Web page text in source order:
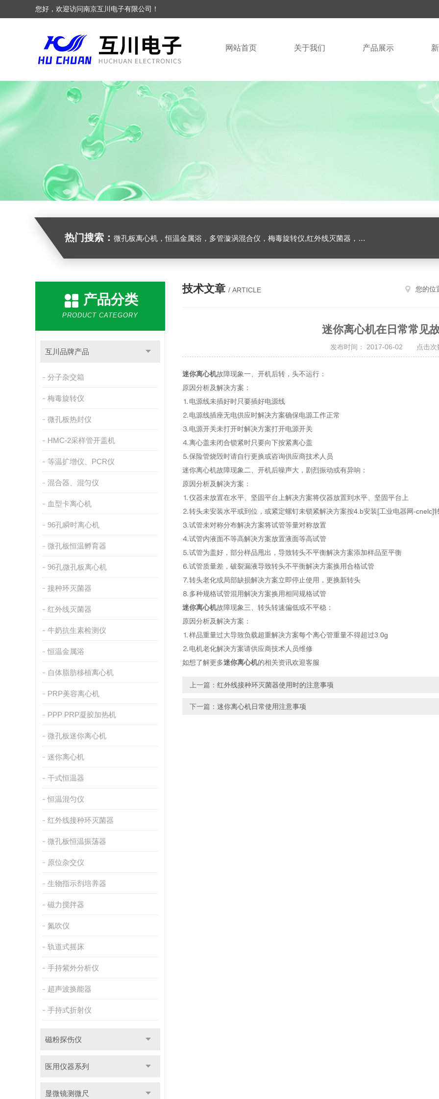
您好，欢迎访问南京互川电子有限公司！
网站首页 关于我们 产品展示
热门搜索： 微孔板离心机，恒温金属浴，多管漩涡混合仪，梅毒旋转仪,红外线灭菌器，微孔板恒温振荡器，恒温混匀仪，水平摇床，牛奶抗生素恒温温育器，细菌内毒素恒温检测仪，PRP凝胶加热机孵育制备器，脂肪注射器离心机，大自血摇床，氮吹仪。
产品分类
PRODUCT CATEGORY
互川品牌产品
分子杂交箱
梅毒旋转仪
微孔板热封仪
HMC-2采样管开盖机
等温扩增仪、PCR仪
混合器、混匀仪
血型卡离心机
96孔瞬时离心机
微孔板恒温孵育器
96孔微孔板离心机
接种环灭菌器
红外线灭菌器
牛奶抗生素检测仪
恒温金属浴
自体脂肪移植离心机
PRP美容离心机
PPP PRP凝胶加热机
微孔板迷你离心机
迷你离心机
干式恒温器
恒温混匀仪
红外线接种环灭菌器
微孔板恒温振荡器
原位杂交仪
生物指示剂培养器
磁力搅拌器
氮吹仪
轨道式摇床
手持紫外分析仪
超声波换能器
手持式折射仪
磁粉探伤仪
医用仪器系列
显微镜测微尺
技术文章 / ARTICLE 您的位
迷你离心机在日常常见
发布时间： 2017-06-02 点击次
迷你离心机故障现象一、开机后转，头不运行：
原因分析及解决方案：
⒈电源线未插好时只要插好电源线
⒉电源线插座无电供应时解决方案确保电源工作正常
⒊电源开关未打开时解决方案打开电源开关
⒋离心盖未闭合锁紧时只要向下按紧离心盖
⒌保险管烧毁时请自行更换或咨询供应商技术人员
迷你离心机故障现象二、开机后噪声大，剧烈振动或有异响：
原因分析及解决方案：
⒈仪器未放置在水平、坚固平台上解决方案将仪器放置到水平、坚固平台上
⒉转头未安装水平或到位，或紧定螺钉未锁紧解决方案按4.b安装[工业电器网-cnelc]
⒊试管未对称分布解决方案将试管等量对称放置
⒋试管内液面不等高解决方案放置液面等高试管
⒌试管为盖好，部分样品甩出，导致转头不平衡解决方案添加样品至平衡
⒍试管质量差，破裂漏液导致转头不平衡解决方案换用合格试管
⒎转头老化或局部缺损解决方案立即停止使用，更换新转头
⒏多种规格试管混用解决方案换用相同规格试管
迷你离心机故障现象三、转头转速偏低或不平稳：
原因分析及解决方案：
⒈样品重量过大导致负载超重解决方案每个离心管重量不得超过3.0g
⒉电机老化解决方案请供应商技术人员维修
如想了解更多迷你离心机的相关资讯欢迎客服
上一篇： 红外线接种环灭菌器使用时的注意事项
下一篇： 迷你离心机日常使用注意事项